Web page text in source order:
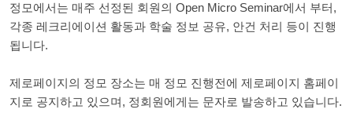
정모에서는 매주 선정된 회원의 Open Micro Seminar에서 부터,
각종 레크리에이션 활동과 학술 정보 공유, 안건 처리 등이 진행
됩니다.
제로페이지의 정모 장소는 매 정모 진행전에 제로페이지 홈페이
지로 공지하고 있으며, 정회원에게는 문자로 발송하고 있습니다.